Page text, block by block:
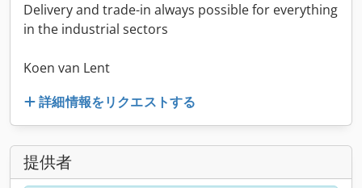
Delivery and trade-in always possible for everything
in the industrial sectors
Koen van Lent
詳細情報をリクエストする
提供者